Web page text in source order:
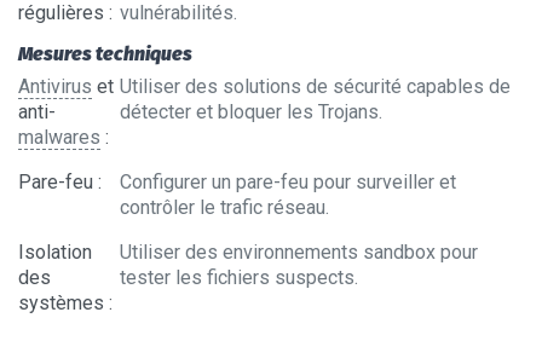
régulières : vulnérabilités.
Mesures techniques
Antivirus et
anti-
malwares :
Utiliser des solutions de sécurité capables de
détecter et bloquer les Trojans.
Pare-feu :
Configurer un pare-feu pour surveiller et
contrôler le trafic réseau.
Isolation
des
systèmes :
Utiliser des environnements sandbox pour
tester les fichiers suspects.